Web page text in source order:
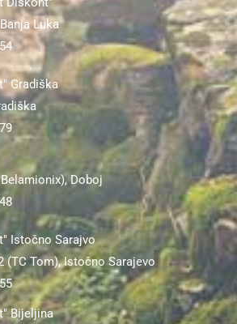
o
k
r
a
m
Luka
Gradiška
Doboj
Istočno Sarajvo
(TC Tom), Istočno Sarajevo
Bijeljina